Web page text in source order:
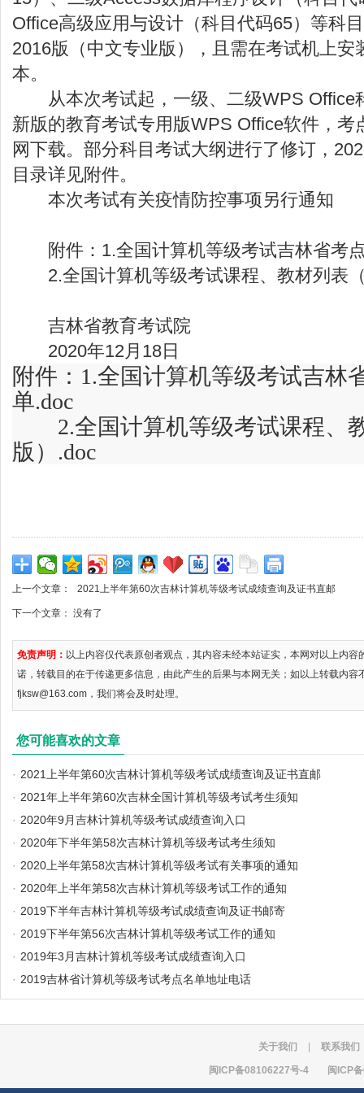
Office高级应用与设计（科目代码65）等科
2016版（中文专业版），且需在考试机上安
本。
从本次考试起，一级、二级WPS Office
新版的教育考试专用版WPS Office软件，考
网下载。部分科目考试大纲进行了修订，
目录详见附件。
本次考试有关疫情防控事项另行通知
附件：1.全国计算机等级考试吉林省
2.全国计算机等级考试课程、教材列表
吉林省教育考试院
2020年12月18日
附件： 1.全国计算机等级考试吉林
单.doc
2.全国计算机等级考试课程、
版）.doc
上一个文章： 2021上半年第60次吉林计算机等级考试成绩查询及证书直邮
下一个文章： 没有了
免责声明： 以上内容仅代表原创者观点，其内容未经本站证实，本网对以上内
诺，转载目的在于传递更多信息，由此产生的后果与本网无关；如以上转载内容
fjksw@163.com，我们将会及时处理。
您可能喜欢的文章
· 2021上半年第60次吉林计算机等级考试成绩查询及证书直邮
· 2021年上半年第60次吉林全国计算机等级考试考生须知
· 2020年9月吉林计算机等级考试成绩查询入口
· 2020年下半年第58次吉林计算机等级考试考生须知
· 2020上半年第58次吉林计算机等级考试有关事项的通知
· 2020年上半年第58次吉林计算机等级考试工作的通知
· 2019下半年吉林计算机等级考试成绩查询及证书邮寄
· 2019下半年第56次吉林计算机等级考试工作的通知
· 2019年3月吉林计算机等级考试成绩查询入口
· 2019吉林省计算机等级考试考点名单地址电话
关于我们 联系我们
闽ICP备08106227号-4 闽ICP